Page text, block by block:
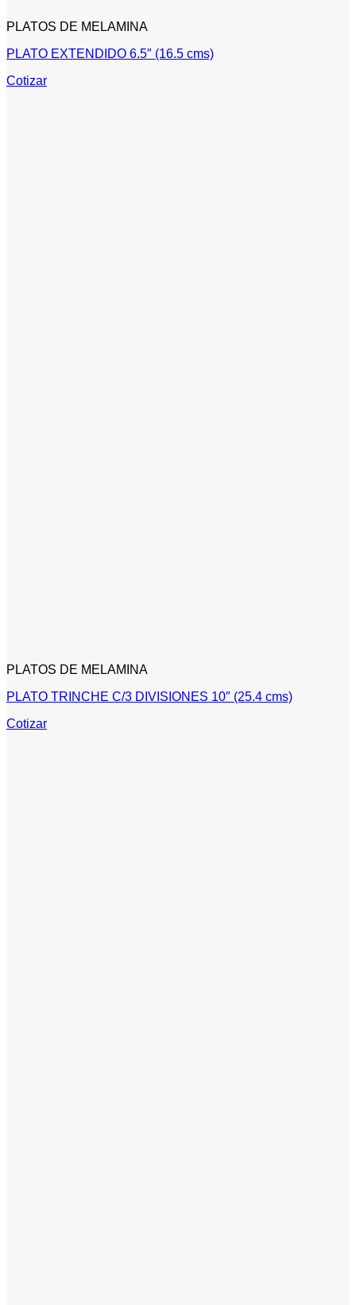
PLATOS DE MELAMINA
PLATO EXTENDIDO 6.5″ (16.5 cms)
Cotizar
PLATOS DE MELAMINA
PLATO TRINCHE C/3 DIVISIONES 10″ (25.4 cms)
Cotizar